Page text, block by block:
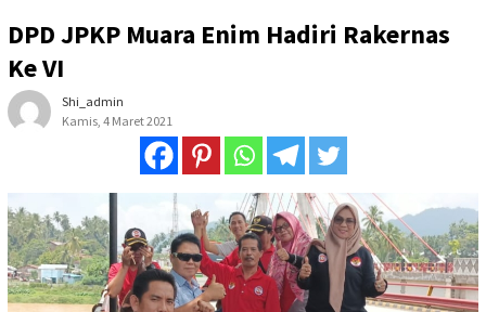
DPD JPKP Muara Enim Hadiri Rakernas
Ke VI
Shi_admin
Kamis, 4 Maret 2021